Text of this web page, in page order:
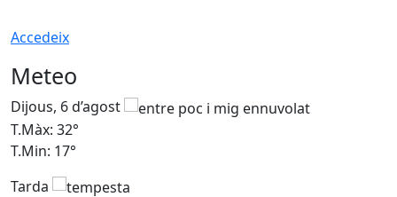
Accedeix
Meteo
Dijous, 6 d’agost
T.Màx: 32°
T.Min: 17°
Tarda